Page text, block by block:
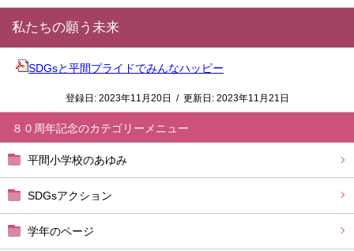
８０周年記念
平間小学校のあゆみ
SDGsアクション
学年のページ
私たちの願う未来
SDGsと平間プライドでみんなハッピー
登録日: 2023年11月20日 / 更新日: 2023年11月21日